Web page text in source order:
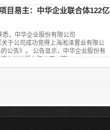
目易主：中华企业联合体122亿
，中华企业股份有限公司
关于公司成功竞得上海淞泽置业有限公
公告》。 公告显示，中华企业股份有
土地控股有限公司（简...